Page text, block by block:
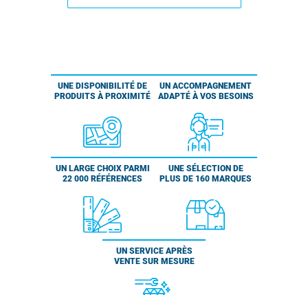
UNE DISPONIBILITÉ DE
PRODUITS À PROXIMITÉ
UN ACCOMPAGNEMENT
ADAPTÉ À VOS BESOINS
UN LARGE CHOIX PARMI
22 000 RÉFÉRENCES
UNE SÉLECTION DE
PLUS DE 160 MARQUES
UN SERVICE APRÈS
VENTE SUR MESURE